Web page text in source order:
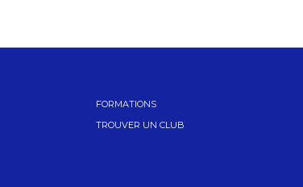
FORMATIONS
TROUVER UN CLUB